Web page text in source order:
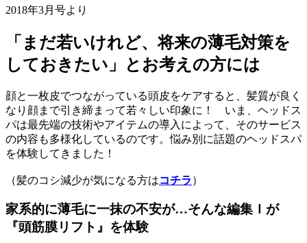
2018年3月号より
「まだ若いけれど、将来の薄毛対策を
しておきたい」とお考えの方には
顔と一枚皮でつながっている頭皮をケアすると、髪質が良く
なり顔まで引き締まって若々しい印象に！ いま、ヘッドス
パは最先端の技術やアイテムの導入によって、そのサービス
の内容も多様化しているのです。悩み別に話題のヘッドスパ
を体験してきました！
（髪のコシ減少が気になる方はコチラ ）
家系的に薄毛に一抹の不安が…そんな編集Ｉが
『頭筋膜リフト』を体験